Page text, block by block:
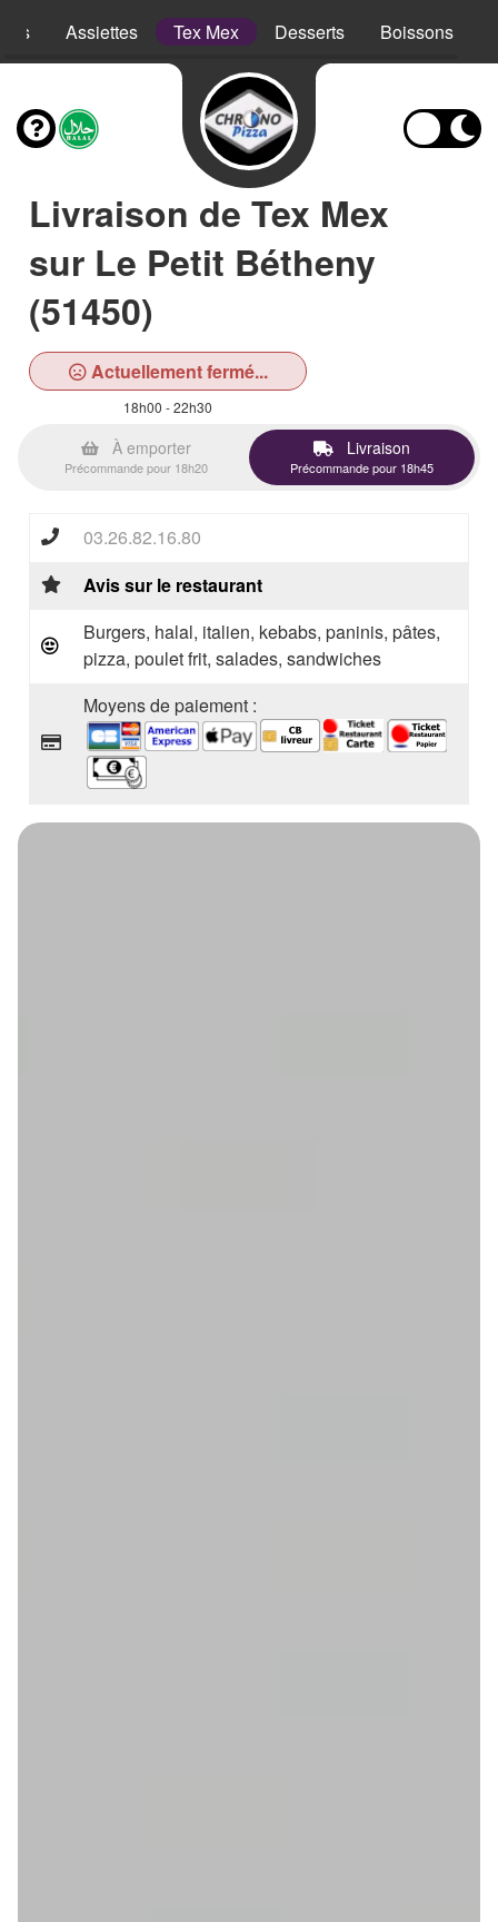
Assiettes Tex Mex Desserts Boissons
Livraison de Tex Mex
sur Le Petit Bétheny
(51450)
Actuellement fermé...
18h00 - 22h30
À emporter
Précommande pour 18h20
Livraison
Précommande pour 18h45
03.26.82.16.80
Avis sur le restaurant
Burgers, halal, italien, kebabs, paninis, pâtes,
pizza, poulet frit, salades, sandwiches
Moyens de paiement :